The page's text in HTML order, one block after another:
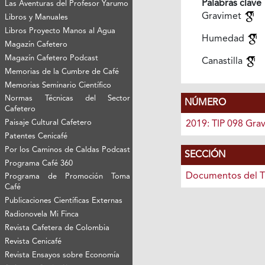
Las Aventuras del Profesor Yarumo
Libros y Manuales
Libros Proyecto Manos al Agua
Magazín Cafetero
Magazín Cafetero Podcast
Memorias de la Cumbre de Café
Memorias Seminario Científico
Normas Técnicas del Sector
Cafetero
Paisaje Cultural Cafetero
Patentes Cenicafé
Por los Caminos de Caldas Podcast
Programa Café 360
Programa de Promoción Toma
Café
Publicaciones Científicas Externas
Radionovela Mi Finca
Revista Cafetera de Colombia
Revista Cenicafé
Revista Ensayos sobre Economía
Palabras clave
Gravimet
Humedad
Canastilla
NÚMERO
2019: TIP 098
SECCIÓN
Documentos del